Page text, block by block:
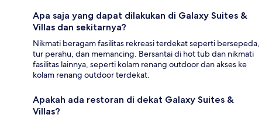
Apa saja yang dapat dilakukan di Galaxy Suites &
Villas dan sekitarnya?
Nikmati beragam fasilitas rekreasi terdekat seperti bersepeda,
tur perahu, dan memancing. Bersantai di hot tub dan nikmati
fasilitas lainnya, seperti kolam renang outdoor dan akses ke
kolam renang outdoor terdekat.
Apakah ada restoran di dekat Galaxy Suites &
Villas?